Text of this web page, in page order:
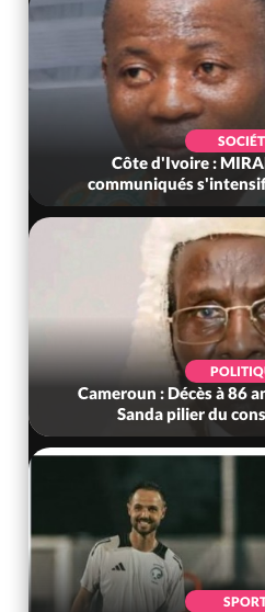
Côte d'Ivoire :
communiqués
Cameroun : Décès à 86
Sanda pilier du